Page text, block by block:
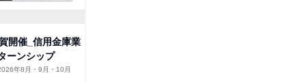
開催_信用金庫業
ーンシップ
年8月・9月・10月